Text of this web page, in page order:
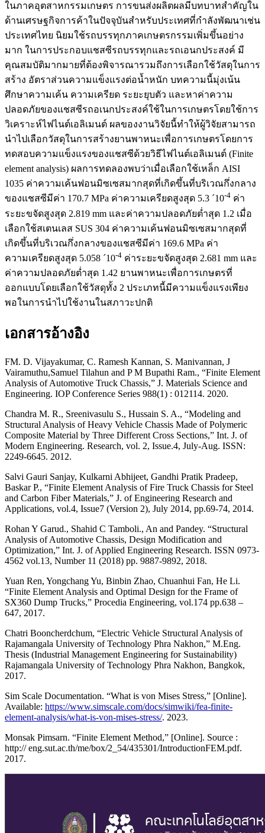
ในภาคอุตสาหกรรมเกษตร การขนส่งผลิตผลมีบทบาทสำคัญใน
ด้านเศรษฐกิจการค้าในปัจจุบันสำหรับประเทศที่กำลังพัฒนาเช่น
ประเทศไทย นิยมใช้รถบรรทุกภาคเกษตรกรรมเพิ่มขึ้นอย่าง
มาก ในการประกอบแชสซีรถบรรทุกและรถเอนกประสงค์ มี
คุณสมบัติมากมายที่ต้องพิจารณารวมถึงการเลือกใช้วัสดุในการ
สร้าง อัตราส่วนความแข็งแรงต่อน้ำหนัก บทความนี้มุ่งเน้น
ศึกษาความเค้น ความเครียด ระยะยุบตัว และหาค่าความ
ปลอดภัยของแชสซีรถอเนกประสงค์ใช้ในการเกษตรโดยใช้การ
วิเคราะห์ไฟไนต์เอลิเมนต์ ผลของงานวิจัยนี้ทำให้ผู้วิจัยสามารถ
นำไปเลือกวัสดุในการสร้างยานพาหนะเพื่อการเกษตรโดยการ
ทดสอบความแข็งแรงของแชสซีด้วยวิธีไฟไนต์เอลิเมนต์ (Finite
element analysis) ผลการทดลองพบว่าเมื่อเลือกใช้เหล็ก AISI
1035 ค่าความเค้นฟอนมิซเซสมากสุดที่เกิดขึ้นที่บริเวณกึ่งกลาง
ของแชสซีมีค่า 170.7 MPa ค่าความเครียดสูงสุด 5.3 ´10-4 ค่า
ระยะขจัดสูงสุด 2.819 mm และค่าความปลอดภัยต่ำสุด 1.2 เมื่อ
เลือกใช้สเตนเลส SUS 304 ค่าความเค้นฟอนมิซเซสมากสุดที่
เกิดขึ้นที่บริเวณกึ่งกลางของแชสซีมีค่า 169.6 MPa ค่า
ความเครียดสูงสุด 5.058 ´10-4 ค่าระยะขจัดสูงสุด 2.681 mm และ
ค่าความปลอดภัยต่ำสุด 1.42 ยานพาหนะเพื่อการเกษตรที่
ออกแบบโดยเลือกใช้วัสดุทั้ง 2 ประเภทนี้มีความแข็งแรงเพียง
พอในการนำไปใช้งานในสภาวะปกติ
เอกสารอ้างอิง
FM. D. Vijayakumar, C. Ramesh Kannan, S. Manivannan, J
Vairamuthu,Samuel Tilahun and P M Bupathi Ram., “Finite Element
Analysis of Automotive Truck Chassis,” J. Materials Science and
Engineering. IOP Conference Series 988(1) : 012114. 2020.
Chandra M. R., Sreenivasulu S., Hussain S. A., “Modeling and
Structural Analysis of Heavy Vehicle Chassis Made of Polymeric
Composite Material by Three Different Cross Sections,” Int. J. of
Modern Engineering. Research, vol. 2, Issue.4, July-Aug. ISSN:
2249-6645. 2012.
Salvi Gauri Sanjay, Kulkarni Abhijeet, Gandhi Pratik Pradeep,
Baskar P., “Finite Element Analysis of Fire Truck Chassis for Steel
and Carbon Fiber Materials,” J. of Engineering Research and
Applications, vol.4, Issue7 (Version 2), July 2014, pp.69-74, 2014.
Rohan Y Garud., Shahid C Tamboli., An and Pandey. “Structural
Analysis of Automotive Chassis, Design Modification and
Optimization,” Int. J. of Applied Engineering Research. ISSN 0973-
4562 vol.13, Number 11 (2018) pp. 9887-9892, 2018.
Yuan Ren, Yongchang Yu, Binbin Zhao, Chuanhui Fan, He Li.
“Finite Element Analysis and Optimal Design for the Frame of
SX360 Dump Trucks,” Procedia Engineering, vol.174 pp.638 –
647, 2017.
Chatri Booncherdchum, “Electric Vehicle Structural Analysis of
Rajamangala University of Technology Phra Nakhon,” M.Eng.
Thesis (Industrial Management Engineering for Sustainability)
Rajamangala University of Technology Phra Nakhon, Bangkok,
2017.
Sim Scale Documentation. “What is von Mises Stress,” [Online].
Available: https://www.simscale.com/docs/simwiki/fea-finite-
element-analysis/what-is-von-mises-stress/. 2023.
Monsak Pimsarn. “Finite Element Method,” [Online]. Source :
http:// eng.sut.ac.th/me/box/2_54/435301/IntroductionFEM.pdf.
2017.